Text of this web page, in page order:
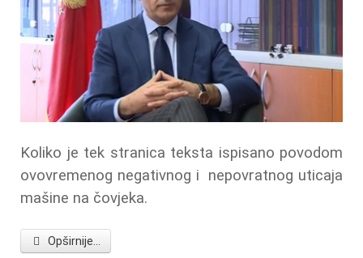
Koliko je tek stranica teksta ispisano povodom
ovovremenog negativnog i nepovratnog uticaja
mašine na čovjeka.
Opširnije...